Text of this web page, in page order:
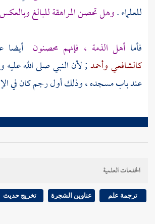
للعلماء .وهل تحصن المراهقة للبالغ وبالعكس
فأما أهل الذمة ، فإنهم محصنون أيضا
كالشافعيوأحمد; لأن النبي صلى الله
عند باب مسجده ، وذلك أول رجم كان في
الخدمات العلمية
ترجمة علم عناوين الشجرة تخريج حديث